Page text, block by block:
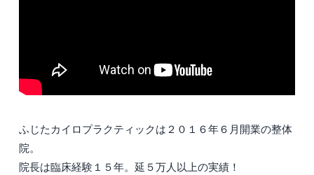
ふじたカイロプラクティックは２０１６年６月開業の整体
院。
院長は臨床経験１５年。延５万人以上の実績！